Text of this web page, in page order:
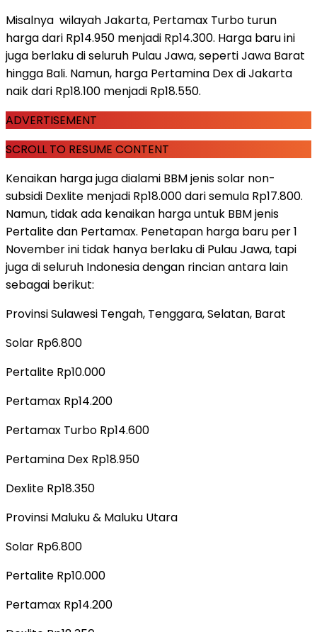
Misalnya wilayah Jakarta, Pertamax Turbo turun
harga dari Rp14.950 menjadi Rp14.300. Harga baru ini
juga berlaku di seluruh Pulau Jawa, seperti Jawa Barat
hingga Bali. Namun, harga Pertamina Dex di Jakarta
naik dari Rp18.100 menjadi Rp18.550.
ADVERTISEMENT
SCROLL TO RESUME CONTENT
Kenaikan harga juga dialami BBM jenis solar non-
subsidi Dexlite menjadi Rp18.000 dari semula Rp17.800.
Namun, tidak ada kenaikan harga untuk BBM jenis
Pertalite dan Pertamax. Penetapan harga baru per 1
November ini tidak hanya berlaku di Pulau Jawa, tapi
juga di seluruh Indonesia dengan rincian antara lain
sebagai berikut:
Provinsi Sulawesi Tengah, Tenggara, Selatan, Barat
Solar Rp6.800
Pertalite Rp10.000
Pertamax Rp14.200
Pertamax Turbo Rp14.600
Pertamina Dex Rp18.950
Dexlite Rp18.350
Provinsi Maluku & Maluku Utara
Solar Rp6.800
Pertalite Rp10.000
Pertamax Rp14.200